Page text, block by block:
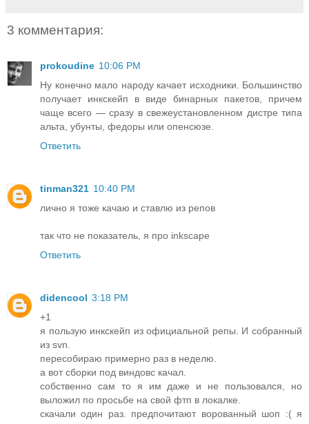
3 комментария:
prokoudine 10:06 PM
Ну конечно мало народу качает исходники. Большинство
получает инкскейп в виде бинарных пакетов, причем
чаще всего — сразу в свежеустановленном дистре типа
альта, убунты, федоры или опенсюзе.
Ответить
tinman321 10:40 PM
лично я тоже качаю и ставлю из репов
так что не показатель, я про inkscape
Ответить
didencool 3:18 PM
+1
я пользую инкскейп из официальной репы. И собранный
из svn.
пересобираю примерно раз в неделю.
а вот сборки под виндовс качал.
собственно сам то я им даже и не пользовался, но
выложил по просьбе на свой фтп в локалке.
скачали один раз. предпочитают ворованный шоп :( я